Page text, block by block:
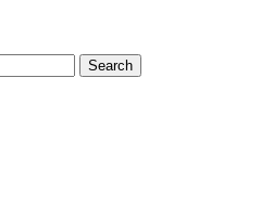
Search